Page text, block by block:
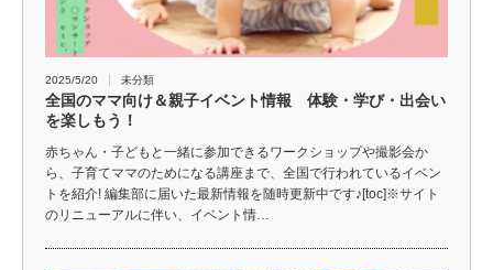
2025/5/20 未分類
全国のママ向け＆親子イベント情報 体験・学び・出会い
を楽しもう！
赤ちゃん・子どもと一緒に参加できるワークショップや撮影会か
ら、子育てママのためになる講座まで、全国で行われているイベン
トを紹介! 編集部に届いた最新情報を随時更新中です♪[toc]※サイト
のリニューアルに伴い、イベント情…